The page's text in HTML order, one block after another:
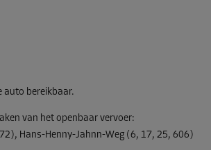
auto bereikbaar.
van het openbaar vervoer:
Hans-Henny-Jahnn-Weg (6, 17, 25, 606)